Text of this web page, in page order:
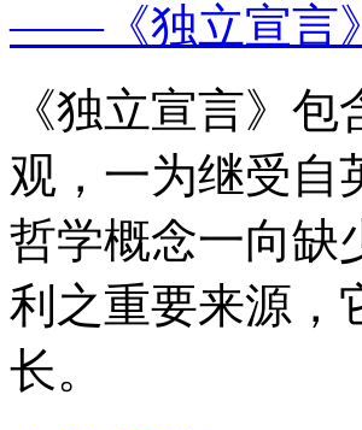
——《独立宣言
《独立宣言》
观，一为继受自
哲学概念一向缺
利之重要来源，
长。